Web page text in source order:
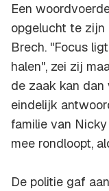
Een
opgelucht te zijn
Brech. "Focus
halen", zei zij
de zaak kan
eindelijk
familie van
mee rondloopt,
De politie gaf